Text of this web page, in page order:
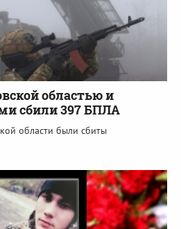
областью и
сбили 397 БПЛА
области были сбиты